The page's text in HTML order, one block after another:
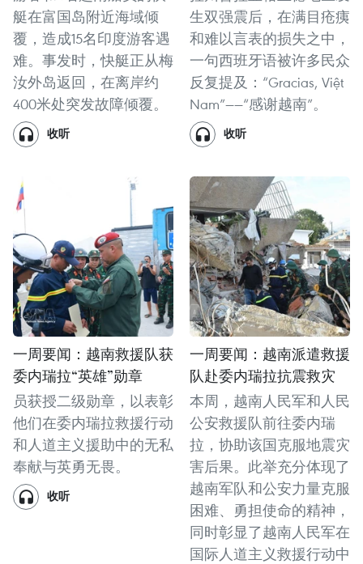
艇在富国岛附近海域倾
覆，造成15名印度游客遇
难。事发时，快艇正从梅
汝外岛返回，在离岸约
400米处突发故障倾覆。
收听
生双强震后，在满目疮痍
和难以言表的损失之中，
一句西班牙语被许多民众
反复提及：“Gracias, Việt
Nam”——“感谢越南”。
收听
一周要闻：越南救援队获
委内瑞拉“英雄”勋章
员获授二级勋章，以表彰
他们在委内瑞拉救援行动
和人道主义援助中的无私
奉献与英勇无畏。
收听
一周要闻：越南派遣救援
队赴委内瑞拉抗震救灾
本周，越南人民军和人民
公安救援队前往委内瑞
拉，协助该国克服地震灾
害后果。此举充分体现了
越南军队和公安力量克服
困难、勇担使命的精神，
同时彰显了越南人民军在
国际人道主义救援行动中